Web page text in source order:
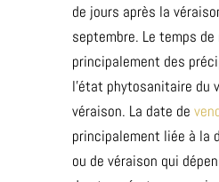
de jours après la
septembre. Le temps
principalement des
l’état phytosanitaire du
véraison. La date de
principalement liée à la
ou de véraison qui